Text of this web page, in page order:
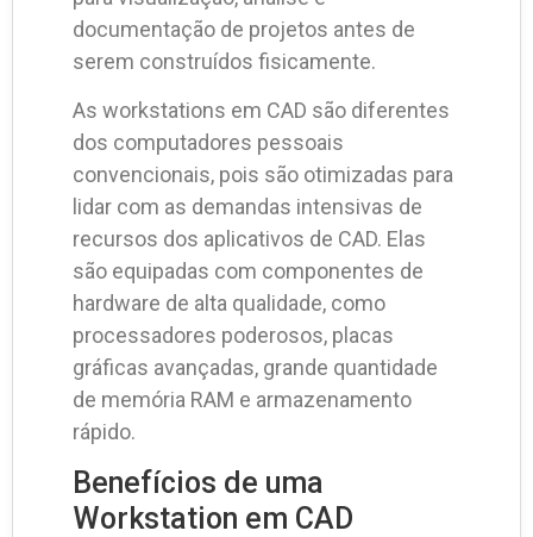
documentação de projetos antes de
serem construídos fisicamente.
As workstations em CAD são diferentes
dos computadores pessoais
convencionais, pois são otimizadas para
lidar com as demandas intensivas de
recursos dos aplicativos de CAD. Elas
são equipadas com componentes de
hardware de alta qualidade, como
processadores poderosos, placas
gráficas avançadas, grande quantidade
de memória RAM e armazenamento
rápido.
Benefícios de uma
Workstation em CAD